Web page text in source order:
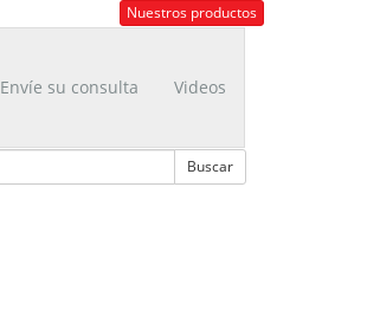
Nuestros productos
Envíe su consulta Videos